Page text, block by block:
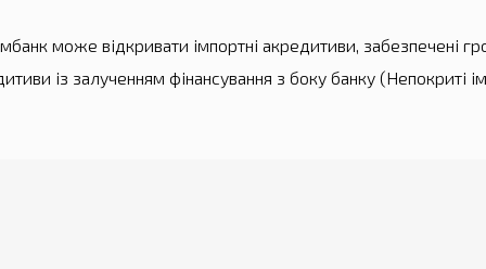
може відкривати імпортні акредитиви, забезпечені
із залученням фінансування з боку банку (Непокриті